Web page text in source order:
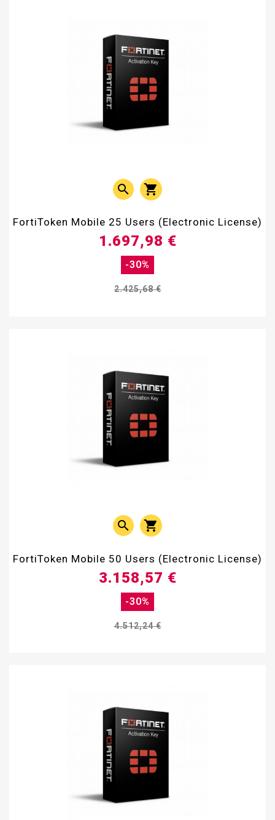
 
FortiToken Mobile 25 Users (Electronic License)
2.425,68 €
-30%
1.697,98 €
 
FortiToken Mobile 50 Users (Electronic License)
4.512,24 €
-30%
3.158,57 €